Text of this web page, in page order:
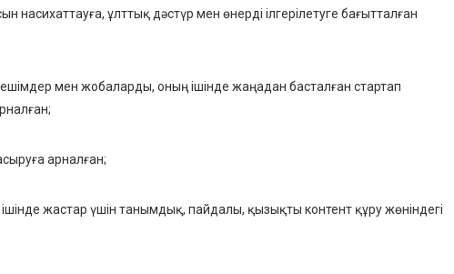
насихаттауға, ұлттық дәстүр мен өнерді ілгерілетуге бағытталған
мен жобаларды, оның ішінде жаңадан басталған стартап
арналған;
жастар үшін танымдық, пайдалы, қызықты контент құру жөніндегі